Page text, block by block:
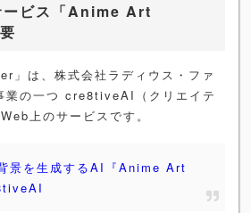
ービス「Anime Art
」は、株式会社ラディウス・ファ
業の一つ cre8tiveAI（クリエイテ
上のサービスです。
景を生成するAI『Anime Art